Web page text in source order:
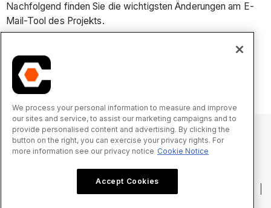
Nachfolgend finden Sie die wichtigsten Änderungen am E-
Mail-Tool des Projekts.
Kürzliche Änderungen
Keine nennenswerten Änderungen in letzter Zeit.
Nutzungsbedingungen
We process your personal information to measure and improve
our sites and service, to assist our marketing campaigns and to
provide personalised content and advertising. By clicking the
button on the right, you can exercise your privacy rights. For
more information see our privacy notice Cookie Notice
Accept Cookies